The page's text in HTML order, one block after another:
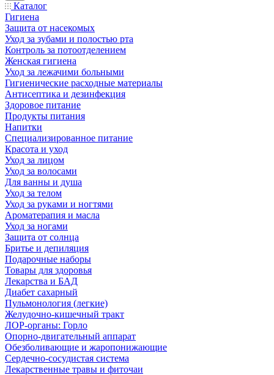
Каталог
Гигиена
Защита от насекомых
Уход за зубами и полостью рта
Контроль за потоотделением
Женская гигиена
Уход за лежачими больными
Гигиенические расходные материалы
Антисептика и дезинфекция
Здоровое питание
Продукты питания
Напитки
Специализированное питание
Красота и уход
Уход за лицом
Уход за волосами
Для ванны и душа
Уход за телом
Уход за руками и ногтями
Ароматерапия и масла
Уход за ногами
Защита от солнца
Бритье и депиляция
Подарочные наборы
Товары для здоровья
Лекарства и БАД
Диабет сахарный
Пульмонология (легкие)
Желудочно-кишечный тракт
ЛОР-органы: Горло
Опорно-двигательный аппарат
Обезболивающие и жаропонижающие
Сердечно-сосудистая система
Лекарственные травы и фиточаи